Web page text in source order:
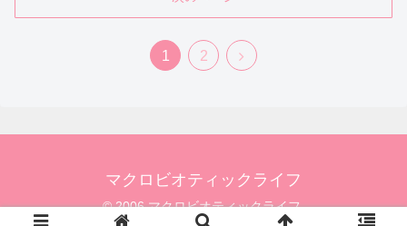
1 2
マクロビオティックライフ
© 2006 マクロビオティックライフ.